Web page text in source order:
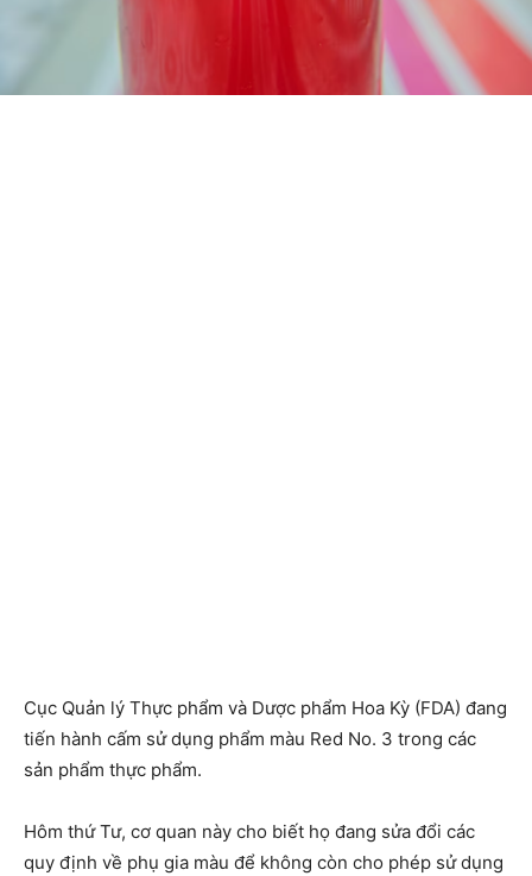
Cục Quản lý Thực phẩm và Dược phẩm Hoa Kỳ (FDA) đang
tiến hành cấm sử dụng phẩm màu Red No. 3 trong các
sản phẩm thực phẩm.
Hôm thứ Tư, cơ quan này cho biết họ đang sửa đổi các
quy định về phụ gia màu để không còn cho phép sử dụng